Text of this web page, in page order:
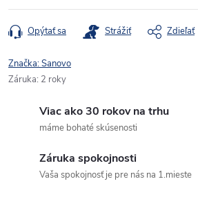
Opýtať sa Strážiť Zdieľať
Značka:Sanovo
Záruka: 2 roky
Viac ako 30 rokov na trhu
máme bohaté skúsenosti
Záruka spokojnosti
Vaša spokojnosť je pre nás na 1.mieste